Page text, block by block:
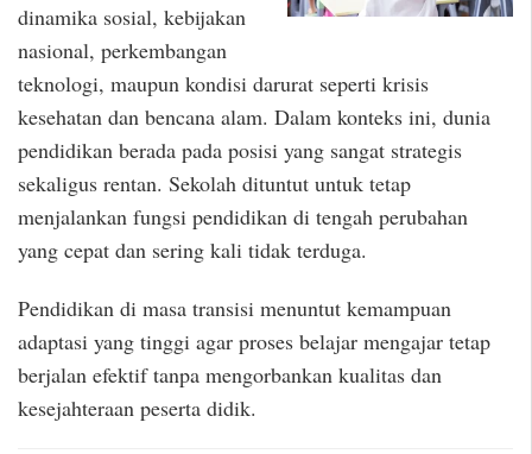
dinamika sosial, kebijakan
nasional, perkembangan
teknologi, maupun kondisi darurat seperti krisis
kesehatan dan bencana alam. Dalam konteks ini, dunia
pendidikan berada pada posisi yang sangat strategis
sekaligus rentan. Sekolah dituntut untuk tetap
menjalankan fungsi pendidikan di tengah perubahan
yang cepat dan sering kali tidak terduga.
Pendidikan di masa transisi menuntut kemampuan
adaptasi yang tinggi agar proses belajar mengajar tetap
berjalan efektif tanpa mengorbankan kualitas dan
kesejahteraan peserta didik.